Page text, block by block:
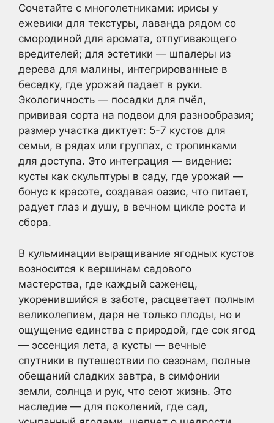
Сочетайте с многолетниками: ирисы у
ежевики для текстуры, лаванда рядом со
смородиной для аромата, отпугивающего
вредителей; для эстетики — шпалеры из
дерева для малины, интегрированные в
беседку, где урожай падает в руки.
Экологичность — посадки для пчёл,
прививая сорта на подвои для разнообразия;
размер участка диктует: 5-7 кустов для
семьи, в рядах или группах, с тропинками
для доступа. Это интеграция — видение:
кусты как скульптуры в саду, где урожай —
бонус к красоте, создавая оазис, что питает,
радует глаз и душу, в вечном цикле роста и
сбора.
В кульминации выращивание ягодных кустов
возносится к вершинам садового
мастерства, где каждый саженец,
укоренившийся в заботе, расцветает полным
великолепием, даря не только плоды, но и
ощущение единства с природой, где сок ягод
— эссенция лета, а кусты — вечные
спутники в путешествии по сезонам, полные
обещаний сладких завтра, в симфонии
земли, солнца и рук, что сеют жизнь. Это
наследие — для поколений, где сад,